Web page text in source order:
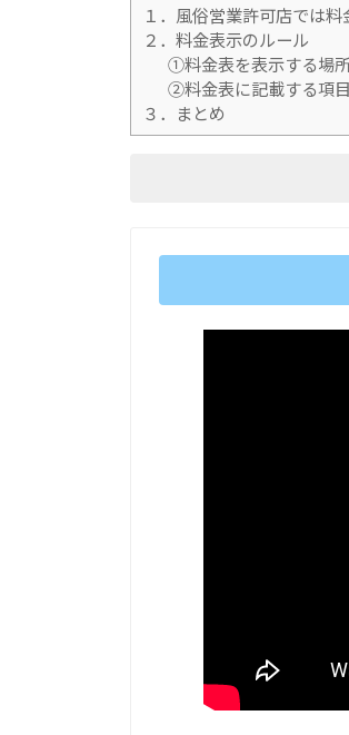
１．風俗営業許可店では
２．料金表示のルール
①料金表を表示する場
②料金表に記載する項目
３．まとめ